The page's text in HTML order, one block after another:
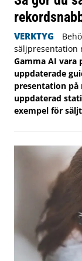
VERKTYG
säljpresentation
Gamma AI vara
uppdaterade
presentation
uppdaterad
exempel för